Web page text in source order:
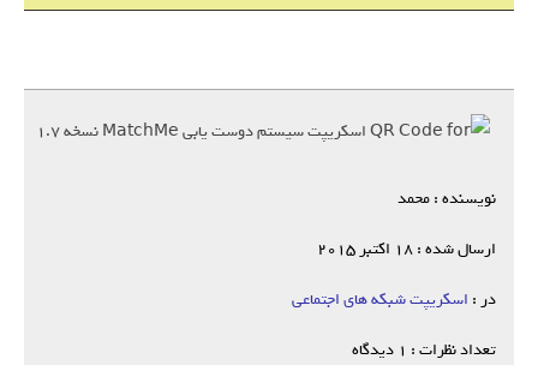
نویسنده : محمد
ارسال شده : 18 اکتبر 2015
در : اسکریپت شبکه های اجتماعی
تعداد نظرات : 1 دیدگاه